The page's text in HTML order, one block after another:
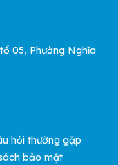
05, Phường Nghĩa
hỏi thường gặp
bảo mật